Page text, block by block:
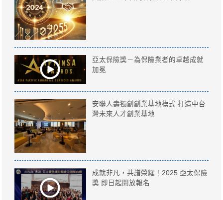
亞太保險獎－為保險業者的卓越成就
加冕
安聯人壽獨創創業基地模式 打造中台
灣未來人才創業基地
成就非凡，共譜榮耀！2025 亞太保險
獎 即日起開放報名